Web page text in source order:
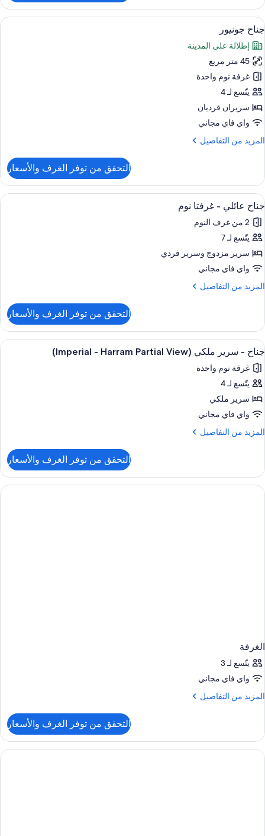
غرفة
ديلوكس
بسريرين
منفصلين
-
سريران
فرديان
منفصلان
استعراض
جميع
صور
جناح
جونيور
أغطية فراش متميزة وعناصر مجانية
11
جناح جونيور
إطلالة على المدينة
45 متر مربع
غرفة نوم واحدة
يتّسع لـ 4
سريران فرديان
واي فاي مجاني
المزيد من التفاصيل
المزيد
جناح
جونيور
التحقق من توفر الغرف والأسعار
استعراض
جميع
صور
جناح
عائلي
-
غرفتا
نوم
أغطية فراش متميزة وعناصر مجانية
16
جناح عائلي - غرفتا نوم
2 من غرف النوم
يتّسع لـ 7
سرير مزدوج‫‬ وسرير فردي
واي فاي مجاني
المزيد من التفاصيل
المزيد
جناح
عائلي
-
غرفتا
نوم
التحقق من توفر الغرف والأسعار
استعراض
جميع
صور
جناح
-
سرير
ملكي
(Imperial
Harram
Partial
View)
أغطية فراش متميزة وعناصر مجانية
16
جناح - سرير ملكي (Imperial - Harram Partial View)
غرفة نوم واحدة
يتّسع لـ 4
سرير ملكي
واي فاي مجاني
المزيد من التفاصيل
المزيد
جناح
سرير
التحقق من توفر الغرف والأسعار
الغرفة
يتّسع لـ 3
واي فاي مجاني
المزيد من التفاصيل
المزيد
الغرفة
التحقق من توفر الغرف والأسعار